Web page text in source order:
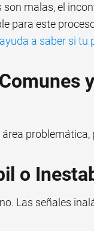
malas, el
para este
a saber si tu
o
Las señales